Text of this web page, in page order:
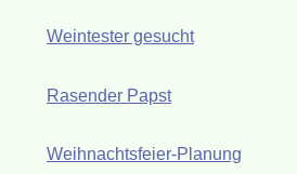
Weintester gesucht
Rasender Papst
Weihnachtsfeier-Planung